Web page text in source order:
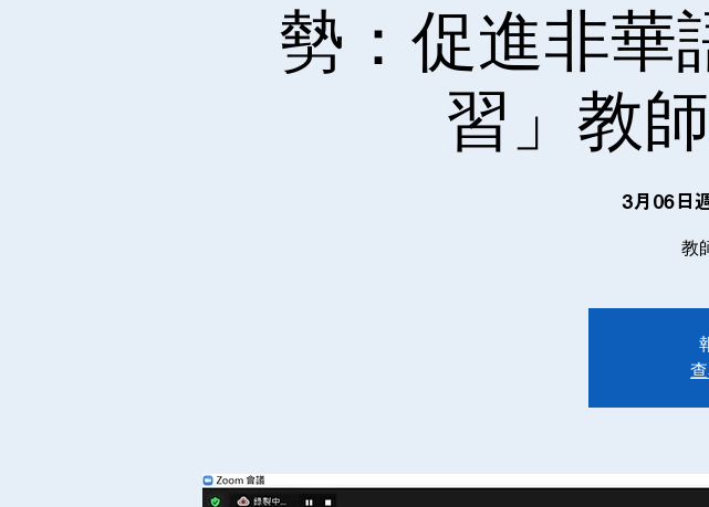
勢：促進非華
習」教
3月06日
教